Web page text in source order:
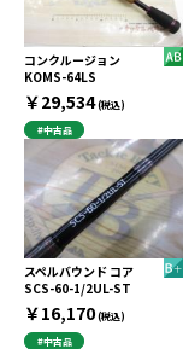
コンクルージョン
KOMS-64LS
￥29,534(税込)
#中古品
スペルバウンド コア
SCS-60-1/2UL-ST
￥16,170(税込)
#中古品